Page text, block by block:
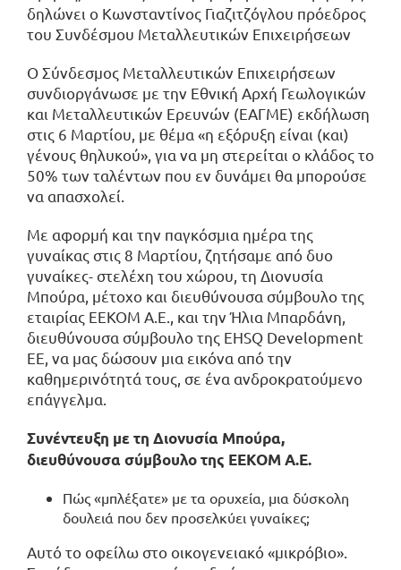
δηλώνει ο Κωνσταντίνος Γιαζιτζόγλου πρόεδρος
του Συνδέσμου Μεταλλευτικών Επιχειρήσεων
Ο Σύνδεσμος Μεταλλευτικών Επιχειρήσεων
συνδιοργάνωσε με την Εθνική Αρχή Γεωλογικών
και Μεταλλευτικών Ερευνών (ΕΑΓΜΕ) εκδήλωση
στις 6 Μαρτίου, με θέμα «η εξόρυξη είναι (και)
γένους θηλυκού», για να μη στερείται ο κλάδος το
50% των ταλέντων που εν δυνάμει θα μπορούσε
να απασχολεί.
Με αφορμή και την παγκόσμια ημέρα της
γυναίκας στις 8 Μαρτίου, ζητήσαμε από δυο
γυναίκες- στελέχη του χώρου, τη Διονυσία
Μπούρα, μέτοχο και διευθύνουσα σύμβουλο της
εταιρίας ΕΕΚΟΜ Α.Ε., και την Ήλια Μπαρδάνη,
διευθύνουσα σύμβουλο της EHSQ Development
EE, να μας δώσουν μια εικόνα από την
καθημερινότητά τους, σε ένα ανδροκρατούμενο
επάγγελμα.
Συνέντευξη με τη Διονυσία Μπούρα,
διευθύνουσα σύμβουλο της ΕΕΚΟΜ Α.Ε.
Πώς «μπλέξατε» με τα ορυχεία, μια δύσκολη
δουλειά που δεν προσελκύει γυναίκες;
Αυτό το οφείλω στο οικογενειακό «μικρόβιο».